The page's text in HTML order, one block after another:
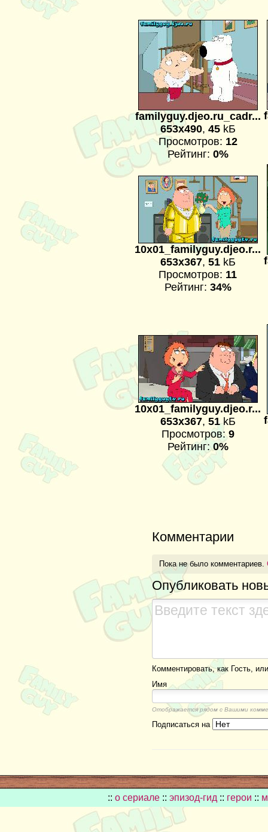
familyguy.djeo.ru_cadr...
653x490, 45kБ
Просмотров: 12
Рейтинг: 0%
10x01_familyguy.djeo.r...
653x367, 51kБ
Просмотров: 11
Рейтинг: 34%
10x01_familyguy.djeo.r...
653x367, 51kБ
Просмотров:9
Рейтинг:0%
Комментарии
Пока не было комментариев.
Опубликовать
Комментировать, как Гость,
Имя
Отображается рядом с Вашими
Подписаться на
:: о сериале :: эпизод-гид :: герои ::